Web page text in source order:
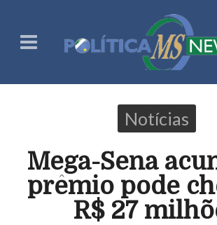
Notícias
Mega-Sena
prêmio pode
R$ 27